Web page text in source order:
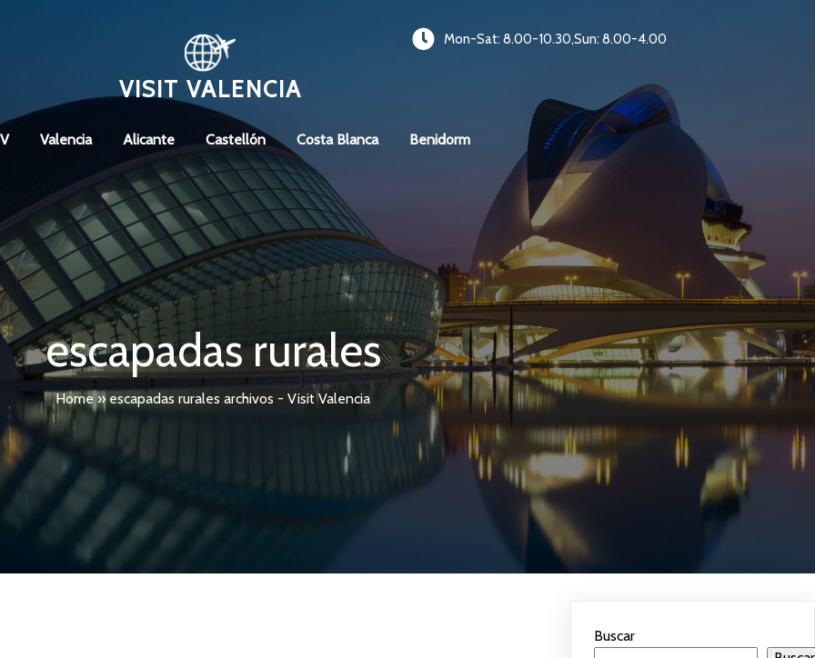
VISIT VALENCIA
Mon-Sat: 8.00-10.30,Sun: 8.00-4.00
Valencia Alicante Castellón Costa Blanca Benidorm
escapadas rurales
Home » escapadas rurales archivos - Visit Valencia
Buscar